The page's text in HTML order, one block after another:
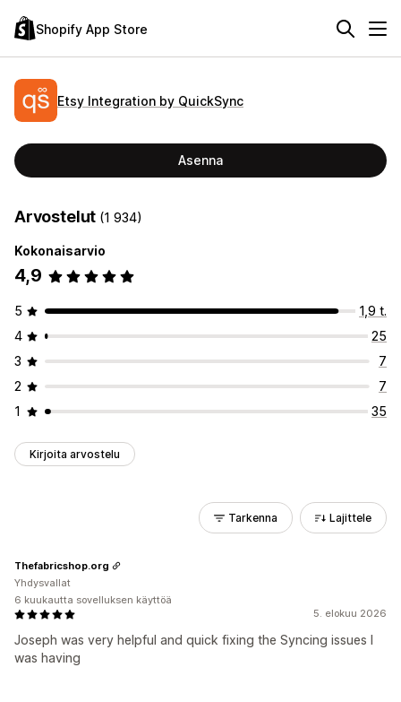
Shopify App Store
Etsy Integration by QuickSync
Asenna
Arvostelut (1 934)
Kokonaisarvio
4,9
5
1,9 t.
4
25
3
7
2
7
1
35
Kirjoita arvostelu
Tarkenna Lajittele
5. elokuu 2026
Joseph was very helpful and quick fixing the Syncing issues I
was having
Thefabricshop.org
Yhdysvallat
6 kuukautta sovelluksen käyttöä